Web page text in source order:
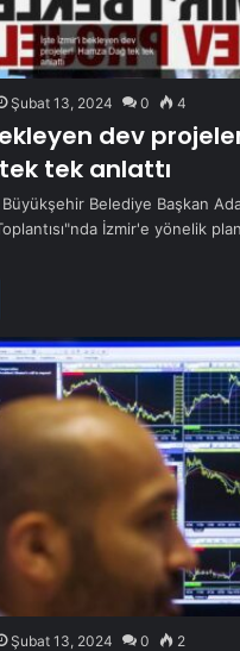
Şubat 13, 2024 0 4
dev
tek anlattı
Belediye Başkan
İzmir'e yönelik
Şubat 13, 2024 0 2